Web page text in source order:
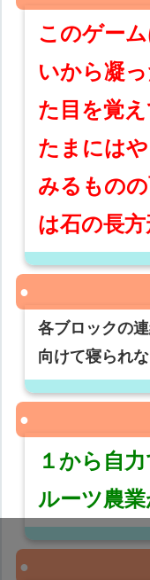
このゲー
いから凝
た目を覚
たまには
みるもの
は石の長
各ブロックの
向けて寝られ
１から自
ルーツ農